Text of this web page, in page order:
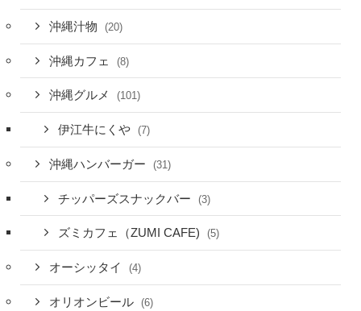
沖縄汁物 (20)
沖縄カフェ (8)
沖縄グルメ (101)
伊江牛にくや (7)
沖縄ハンバーガー (31)
チッパーズスナックバー (3)
ズミカフェ（ZUMI CAFE) (5)
オーシッタイ (4)
オリオンビール (6)